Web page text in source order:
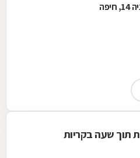
תוך שעה בקריות